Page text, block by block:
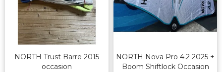
NORTH Trust Barre 2015
occasion
NORTH Nova Pro 4.2 2025 +
Boom Shiftlock Occasion